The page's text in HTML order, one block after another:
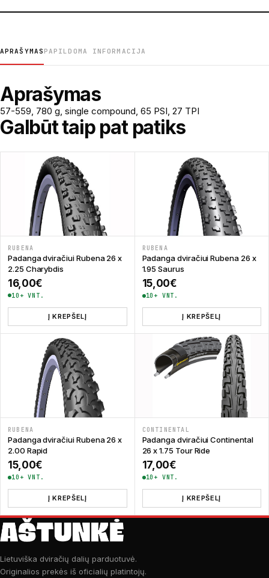
APRAŠYMAS PAPILDOMA INFORMACIJA
Aprašymas
57-559, 780 g, single compound, 65 PSI, 27 TPI
Galbūt taip pat patiks
RUBENA
Padanga dviračiui Rubena 26 x
2.25 Charybdis
16,00€
10+ VNT.
Į KREPŠELĮ
RUBENA
Padanga dviračiui Rubena 26 x
1.95 Saurus
15,00€
10+ VNT.
Į KREPŠELĮ
RUBENA
Padanga dviračiui Rubena 26 x
2.00 Rapid
15,00€
10+ VNT.
Į KREPŠELĮ
CONTINENTAL
Padanga dviračiui Continental
26 x 1.75 Tour Ride
17,00€
10+ VNT.
Į KREPŠELĮ
Lietuviška dviračių dalių parduotuvė.
Originalios prekės iš oficialių platintojų.